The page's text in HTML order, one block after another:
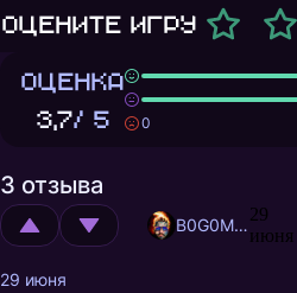
Оцените игру
ОЦЕНКА
3,7/ 5
0
3 отзыва
B0G0M0L
29
июня
29 июня